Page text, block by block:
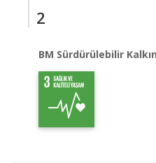
2
BM Sürdürülebilir